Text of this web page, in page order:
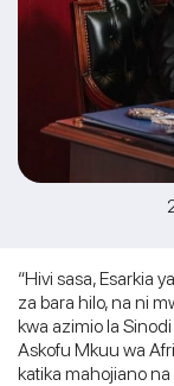
“Hivi sasa, Esarkia
za bara hilo, na ni
kwa azimio la
Askofu Mkuu wa
katika mahojiano na